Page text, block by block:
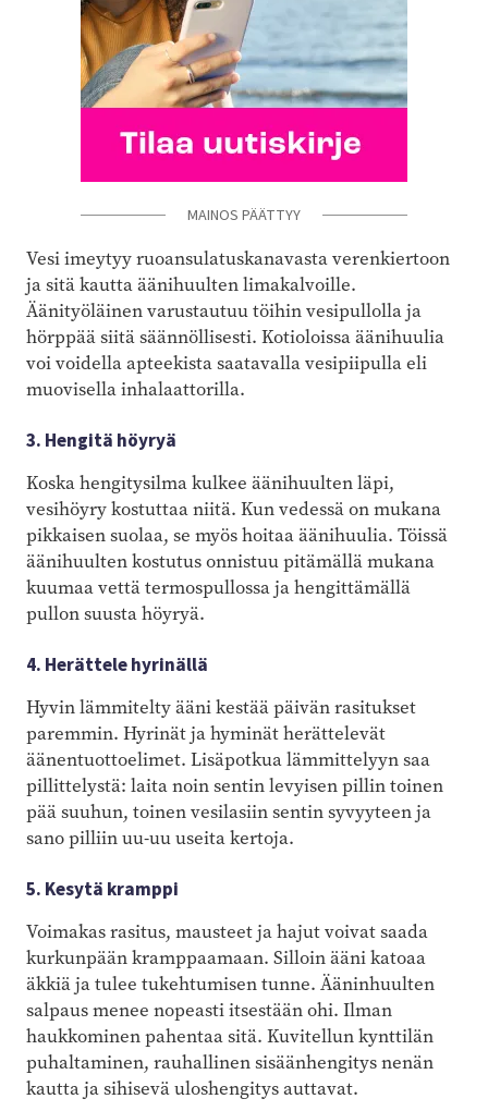
MAINOS PÄÄTTYY
Vesi imeytyy ruoansulatuskanavasta verenkiertoon
ja sitä kautta äänihuulten limakalvoille.
Äänityöläinen varustautuu töihin vesipullolla ja
hörppää siitä säännöllisesti. Kotioloissa äänihuulia
voi voidella apteekista saatavalla vesipiipulla eli
muovisella inhalaattorilla.
3. Hengitä höyryä
Koska hengitysilma kulkee äänihuulten läpi,
vesihöyry kostuttaa niitä. Kun vedessä on mukana
pikkaisen suolaa, se myös hoitaa äänihuulia. Töissä
äänihuulten kostutus onnistuu pitämällä mukana
kuumaa vettä termospullossa ja hengittämällä
pullon suusta höyryä.
4. Herättele hyrinällä
Hyvin lämmitelty ääni kestää päivän rasitukset
paremmin. Hyrinät ja hyminät herättelevät
äänentuottoelimet. Lisäpotkua lämmittelyyn saa
pillittelystä: laita noin sentin levyisen pillin toinen
pää suuhun, toinen vesilasiin sentin syvyyteen ja
sano pilliin uu-uu useita kertoja.
5. Kesytä kramppi
Voimakas rasitus, mausteet ja hajut voivat saada
kurkunpään kramppaamaan. Silloin ääni katoaa
äkkiä ja tulee tukehtumisen tunne. Ääninhuulten
salpaus menee nopeasti itsestään ohi. Ilman
haukkominen pahentaa sitä. Kuvitellun kynttilän
puhaltaminen, rauhallinen sisäänhengitys nenän
kautta ja sihisevä uloshengitys auttavat.